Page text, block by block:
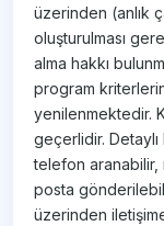
üzerinden (anlık
oluşturulması
alma hakkı
program
yenilenmektedir.
geçerlidir.
telefon
posta
üzerinden iletişime